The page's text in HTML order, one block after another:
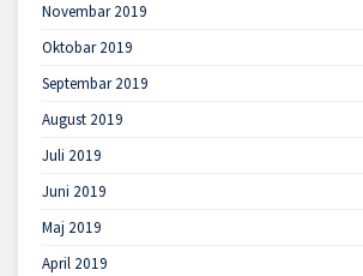
Novembar 2019
Oktobar 2019
Septembar 2019
August 2019
Juli 2019
Juni 2019
Maj 2019
April 2019